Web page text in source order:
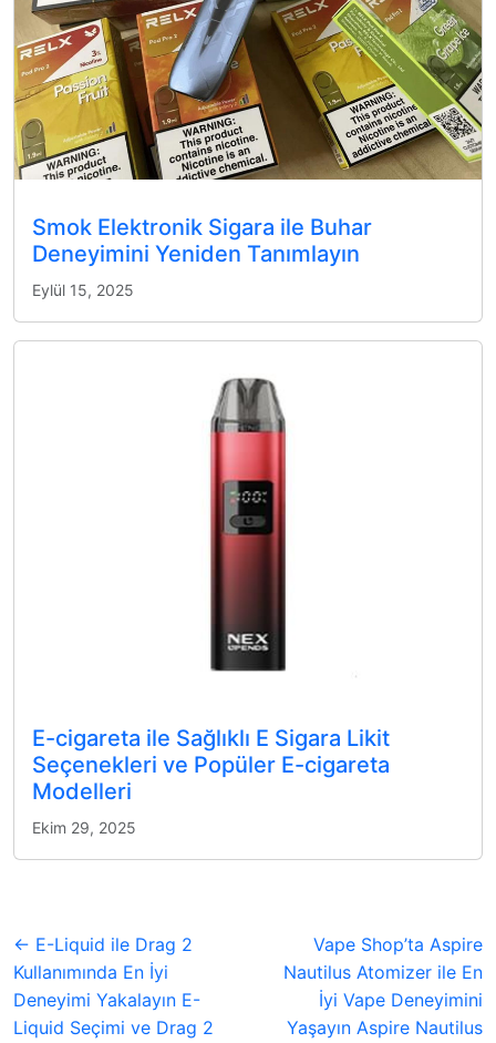
Smok Elektronik Sigara ile Buhar
Deneyimini Yeniden Tanımlayın
Eylül 15, 2025
E-cigareta ile Sağlıklı E Sigara Likit
Seçenekleri ve Popüler E-cigareta
Modelleri
Ekim 29, 2025
← E-Liquid ile Drag 2
Kullanımında En İyi
Deneyimi Yakalayın E-
Liquid Seçimi ve Drag 2
Vape Shop’ta Aspire
Nautilus Atomizer ile En
İyi Vape Deneyimini
Yaşayın Aspire Nautilus